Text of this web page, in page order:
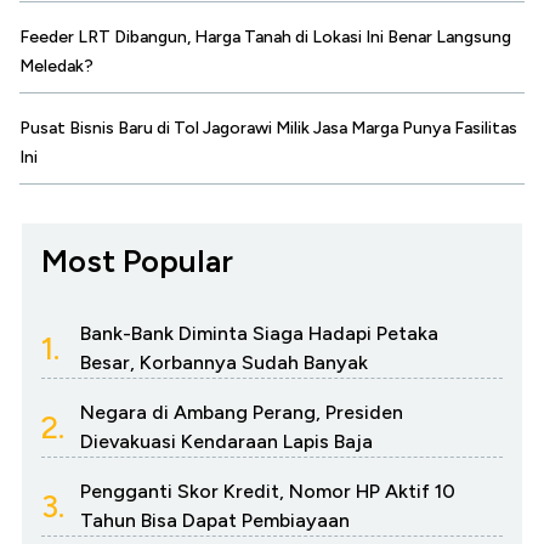
Feeder LRT Dibangun, Harga Tanah di Lokasi Ini Benar Langsung
Meledak?
Pusat Bisnis Baru di Tol Jagorawi Milik Jasa Marga Punya Fasilitas
Ini
Most Popular
1.
Bank-Bank Diminta Siaga Hadapi Petaka
Besar, Korbannya Sudah Banyak
2.
Negara di Ambang Perang, Presiden
Dievakuasi Kendaraan Lapis Baja
3.
Pengganti Skor Kredit, Nomor HP Aktif 10
Tahun Bisa Dapat Pembiayaan